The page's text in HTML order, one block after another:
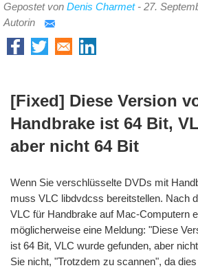
Gepostet von Denis Charmet- 27.
Autorin
[Fixed] Diese Version
Handbrake ist 64 Bit,
aber nicht 64 Bit
Wenn Sie verschlüsselte DVDs mit
muss VLC libdvdcss bereitstellen. Nach
VLC für Handbrake auf Mac-Computern
möglicherweise eine Meldung: "Diese
ist 64 Bit, VLC wurde gefunden, aber
Sie nicht, "Trotzdem zu scannen", da